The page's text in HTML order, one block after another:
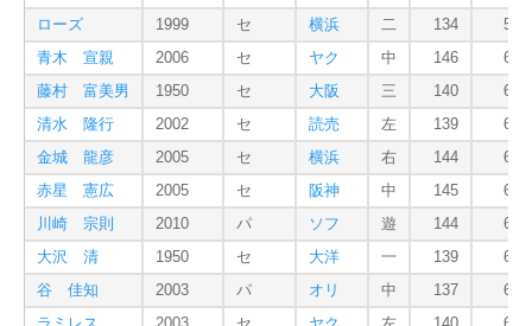
ローズ
1999 セ 横浜 二 134
597
青木 宣親
2006 セ ヤク 中 146
680
藤村 富美男
1950 セ 大阪 三 140
628
清水 隆行
2002 セ 読売 左 139
646
金城 龍彦
2005 セ 横浜 右 144
642
赤星 憲広
2005 セ 阪神 中 145
689
川崎 宗則
2010 パ ソフ 遊 144
662
大沢 清
1950 セ 大洋 一 139
625
谷 佳知
2003 パ オリ 中 137
606